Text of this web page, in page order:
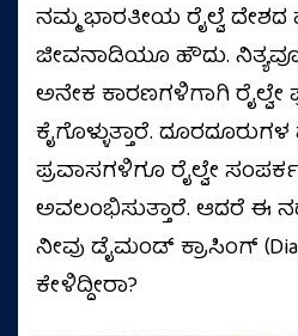
ನಮ್ಮ ಭಾರತೀಯ ರೈಲ್ವೆ ದೇಶದ
ಜೀವನಾಡಿಯೂ ಹೌದು.
ಅನೇಕ ಕಾರಣಗಳಿಗಾಗಿ ರೈಲ್ವೇ
ಕೈಗೊಳ್ಳುತ್ತಾರೆ.
ಪ್ರವಾಸಗಳಿಗೂ ರೈಲ್ವೇ
ಅವಲಂಭಿಸುತ್ತಾರೆ. ಆದರೆ ಈ
ನೀವು ಡೈಮಂಡ್ ಕ್ರಾಸಿಂಗ್
ಕೇಳಿದ್ದೀರಾ?